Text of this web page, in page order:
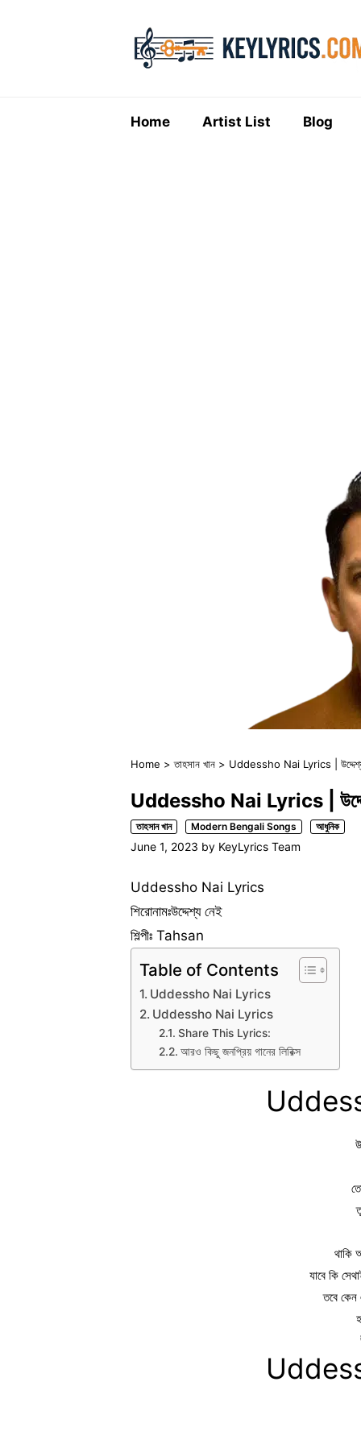
Home Artist List Blog
Home >তাহসান খান > Uddessho Nai Lyrics |
Uddessho Nai Lyrics |
তাহসান খান Modern Bengali Songs আধুনিক
June 1, 2023 by KeyLyrics Team
Uddessho Nai Lyrics
শিরোনামঃউদ্দেশ্য নেই
শিল্পীঃ Tahsan
Table of Contents
Uddessho Nai Lyrics
Uddessho Nai Lyrics
Share This Lyrics:
আরও কিছু জনপ্রিয় গানের লিরিক্স
থাকি
যাবে কি
তবে কেন